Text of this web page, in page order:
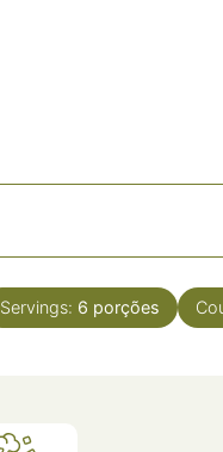
Servings: 6 porções